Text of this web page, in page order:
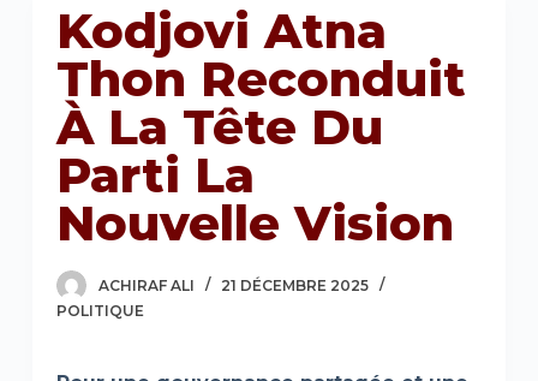
Kodjovi Atna
Thon Reconduit
À La Tête Du
Parti La
Nouvelle Vision
ACHIRAF ALI
21 DÉCEMBRE 2025
POLITIQUE